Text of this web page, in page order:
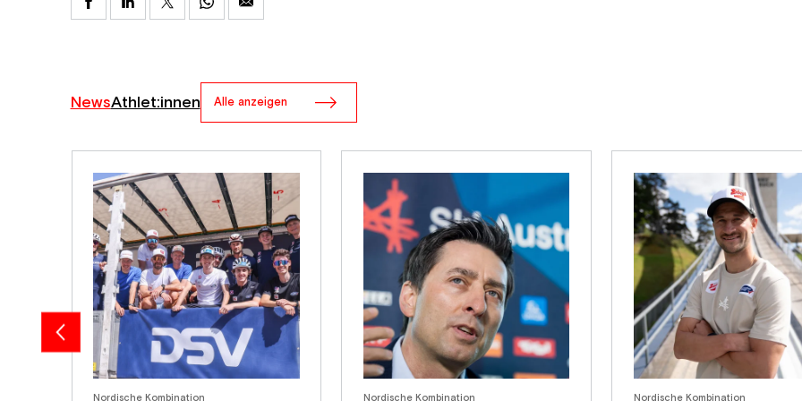
NewsAthlet:innen Alle anzeigen
Nordische Kombination Nordische Kombination Nordische Kombination